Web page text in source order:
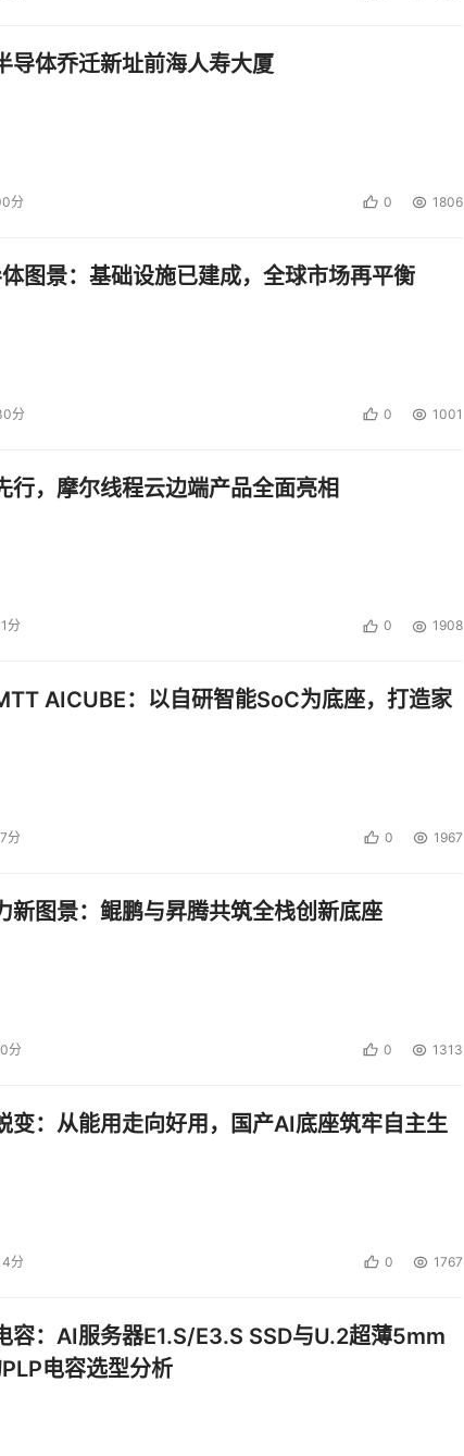
导体乔迁新址前海人寿大厦
分 0 1806
图景：基础设施已建成，全球市场再平衡
分 0 1001
行，摩尔线程云边端产品全面亮相
分 0 1908
AICUBE：以自研智能SoC为底座，打造家
分 0 1967
新图景：鲲鹏与昇腾共筑全栈创新底座
分 0 1313
变：从能用走向好用，国产AI底座筑牢自主生
分 0 1767
容：AI服务器E1.S/E3.S SSD与U.2超薄5mm
电容选型分析